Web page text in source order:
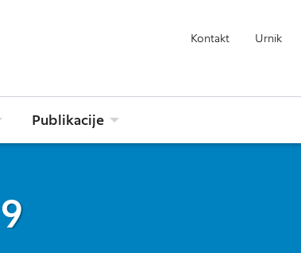
Kontakt Urnik
Publikacije